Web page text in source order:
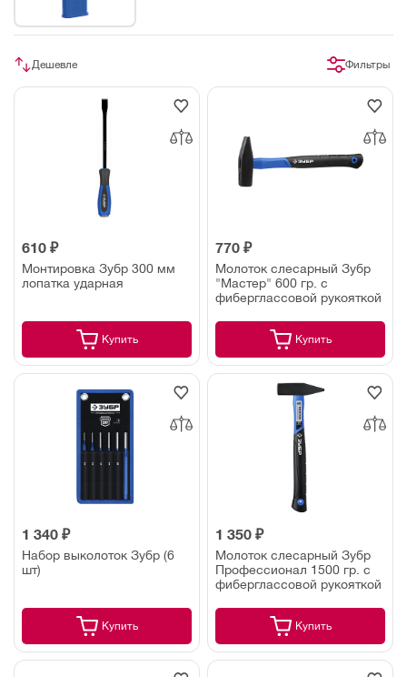
Дешевле Фильтры
610 ₽
Монтировка Зубр 300 мм
лопатка ударная
Купить
770 ₽
Молоток слесарный Зубр
"Мастер" 600 гр. с
фиберглассовой рукояткой
Купить
1 340 ₽
Набор выколоток Зубр (6
шт)
Купить
1 350 ₽
Молоток слесарный Зубр
Профессионал 1500 гр. с
фиберглассовой рукояткой
Купить